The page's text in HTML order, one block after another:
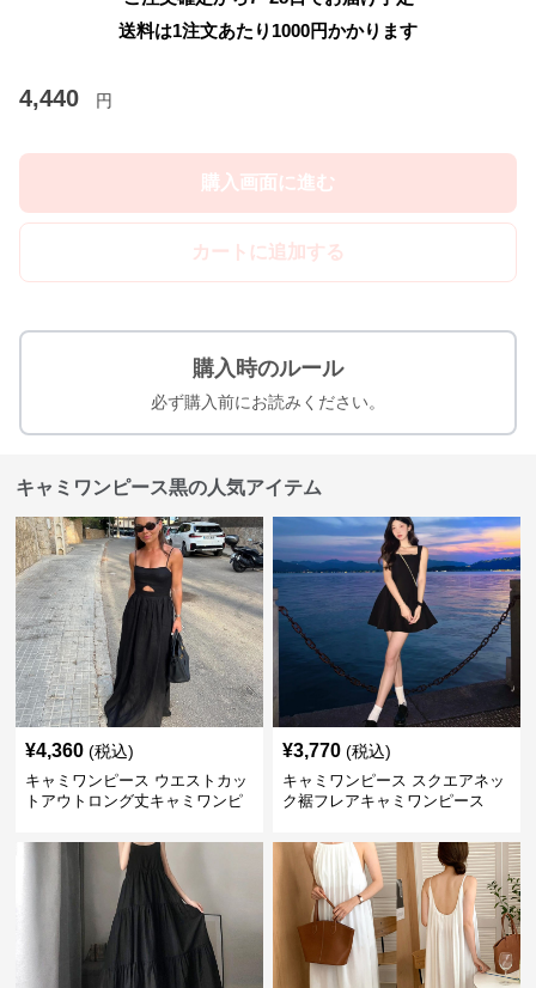
送料は1注文あたり 1000円かかります
4,440 円
購入画面に進む
カートに追加する
購入時のルール
必ず購入前にお読みください。
キャミワンピース黒の人気アイテム
¥4,360 (税込)
キャミワンピース ウエストカッ
トアウトロング丈キャミワンピ
¥3,770 (税込)
キャミワンピース スクエアネッ
ク裾フレアキャミワンピース